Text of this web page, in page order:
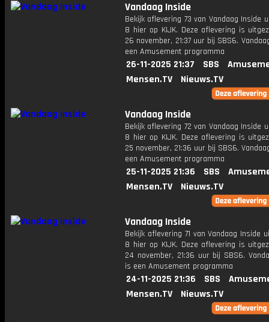
Vandaag Inside
Bekijk aflevering 73 van Vandaag Inside
8 hier op KIJK. Deze aflevering is
26 november, 21:37 uur bij SBS6.
een Amusement programma
26-11-2025 21:37 SBS
Mensen.TV
Nieuws.TV
Vandaag Inside
Bekijk aflevering 72 van Vandaag Inside
8 hier op KIJK. Deze aflevering is
25 november, 21:36 uur bij SBS6.
een Amusement programma
25-11-2025 21:36 SBS
Mensen.TV
Nieuws.TV
Vandaag Inside
Bekijk aflevering 71 van Vandaag Inside
8 hier op KIJK. Deze aflevering is
24 november, 21:36 uur bij SBS6.
is een Amusement programma
24-11-2025 21:36 SBS
Mensen.TV
Nieuws.TV